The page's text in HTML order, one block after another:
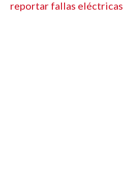
reportar fallas eléctricas